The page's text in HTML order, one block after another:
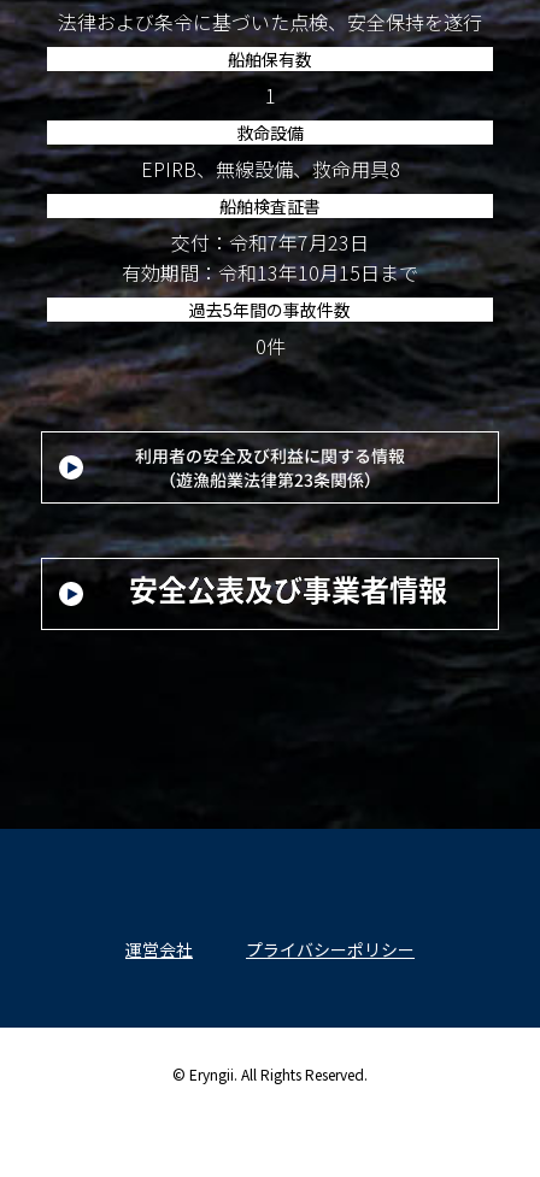
法律および条令に基づいた点検、安全保持を遂行
船舶保有数
1
救命設備
EPIRB、無線設備、救命用具8
船舶検査証書
交付：令和7年7月23日
有効期間：令和13年10月15日まで
過去5年間の事故件数
0件
運営会社 プライバシーポリシー
© Eryngii. All Rights Reserved.